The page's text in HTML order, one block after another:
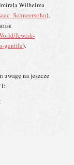
Wilhelma
),
Jewish-
gentile).
uwagę na jeszcze